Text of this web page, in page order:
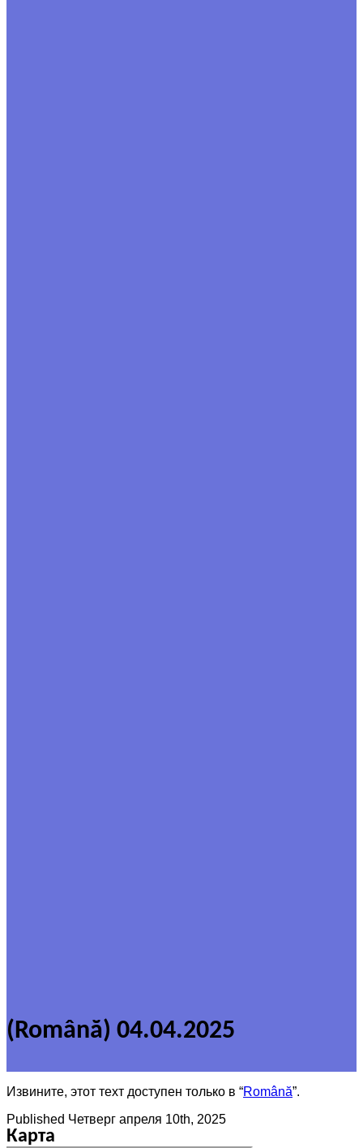
(Română) 04.04.2025
Извините, этот техт доступен только в “Română”.
Published Четверг апреля 10th, 2025
Карта